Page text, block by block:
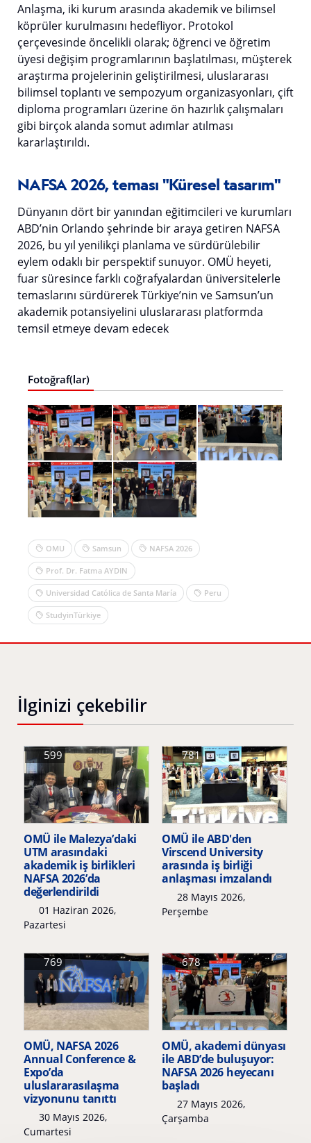
Anlaşma, iki kurum arasında akademik ve bilimsel
köprüler kurulmasını hedefliyor. Protokol
çerçevesinde öncelikli olarak; öğrenci ve öğretim
üyesi değişim programlarının başlatılması, müşterek
araştırma projelerinin geliştirilmesi, uluslararası
bilimsel toplantı ve sempozyum organizasyonları, çift
diploma programları üzerine ön hazırlık çalışmaları
gibi birçok alanda somut adımlar atılması
kararlaştırıldı.
NAFSA 2026, teması "Küresel tasarım"
Dünyanın dört bir yanından eğitimcileri ve kurumları
ABD’nin Orlando şehrinde bir araya getiren NAFSA
2026, bu yıl yenilikçi planlama ve sürdürülebilir
eylem odaklı bir perspektif sunuyor. OMÜ heyeti,
fuar süresince farklı coğrafyalardan üniversitelerle
temaslarını sürdürerek Türkiye’nin ve Samsun’un
akademik potansiyelini uluslararası platformda
temsil etmeye devam edecek
Fotoğraf(lar)
OMU Samsun NAFSA 2026
Prof. Dr. Fatma AYDIN
Universidad Católica de Santa María Peru
StudyinTürkiye
İlginizi çekebilir
OMÜ ile Malezya’daki
UTM arasındaki
akademik iş birlikleri
NAFSA 2026’da
değerlendirildi
01 Haziran 2026,
Pazartesi
599
OMÜ ile ABD'den
Virscend University
arasında iş birliği
anlaşması imzalandı
28 Mayıs 2026,
Perşembe
781
OMÜ, NAFSA 2026
Annual Conference &
Expo’da
uluslararasılaşma
vizyonunu tanıttı
30 Mayıs 2026,
Cumartesi
769
OMÜ, akademi dünyası
ile ABD’de buluşuyor:
NAFSA 2026 heyecanı
başladı
27 Mayıs 2026,
Çarşamba
678